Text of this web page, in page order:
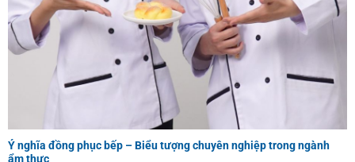
Ý nghĩa đồng phục bếp – Biểu tượng chuyên nghiệp trong ngành
ẩm thực